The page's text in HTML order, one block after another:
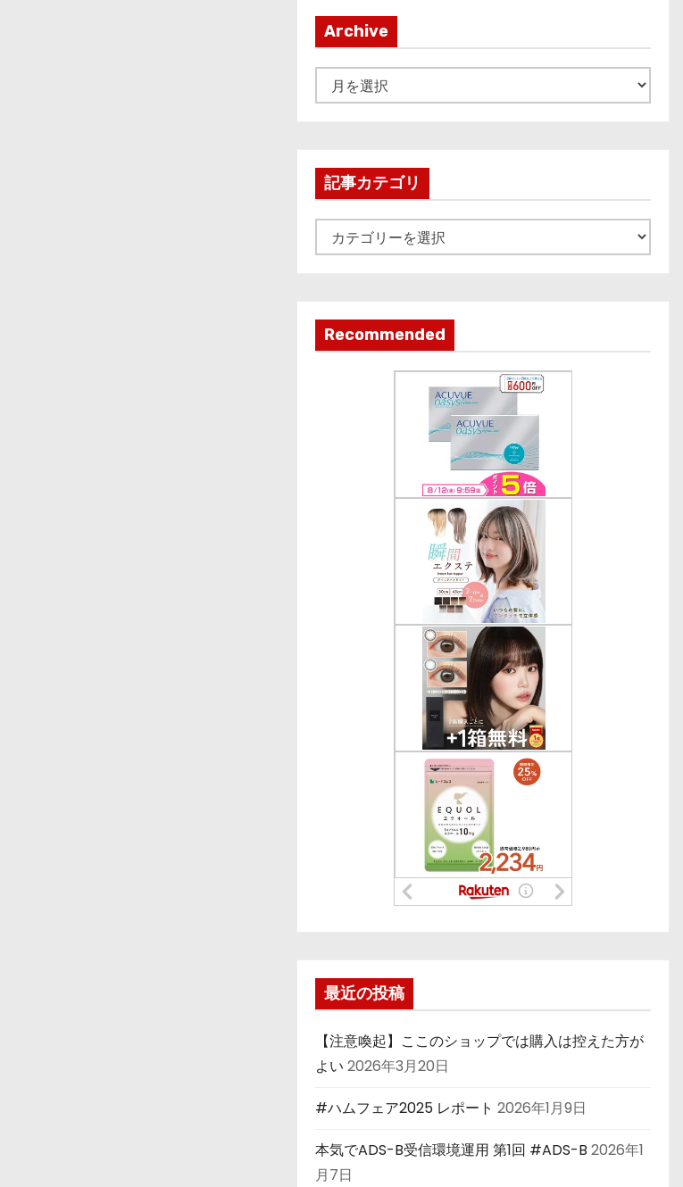
Archive
r
v
記事カテゴリ
事
ゴ
リ
Recommended
最近の投稿
【注意喚起】ここのショップでは購入は控えた方が
よい 2026年3月20日
#ハムフェア2025 レポート 2026年1月9日
本気でADS-B受信環境運用 第1回 #ADS-B 2026年1
月7日